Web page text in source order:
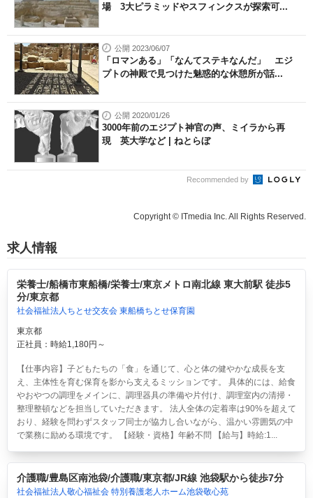
場 3大ピラミッドやスフィンクスが探索可...
公開 2023/06/07
「ロマンある」「なんてステキなんだ」 エジ
プトの神殿で見つけた魅惑的な休憩所が話...
公開 2020/01/26
3000年前のエジプト神官の声、ミイラから再
現 英大学など | ねとらぼ
Recommended by
Copyright © ITmedia Inc. All Rights Reserved.
求人情報
栄養士/船橋市東船橋/栄養士/東京メトロ南北線 東大前駅 徒歩5
分/東京都
社会福祉法人ちとせ交友会 東船橋ちとせ保育園
東京都
正社員：時給1,180円～
【仕事内容】子どもたちの「食」を通じて、心と体の健やかな成長を支
え、主体性を育む保育を影から支えるミッションです。 具体的には、給食
やおやつの調理をメインに、調理器具の準備や片付け、調理室内の清掃・
整理整頓などを担当していただきます。 法人全体の定着率は90%を超えて
おり、経験を問わずスタッフ同士が協力し合いながら、温かい雰囲気の中
で業務に励める環境です。 【経験・資格】年齢不問 【給与】時給:1...
介護職/豊島区南池袋/介護職/東京都/JR線 池袋駅から徒歩7分
社会福祉法人敬心福祉会 特別養護老人ホーム池袋敬心苑